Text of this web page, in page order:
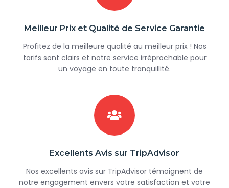
Meilleur Prix et Qualité de Service Garantie
Profitez de la meilleure qualité au meilleur prix ! Nos
tarifs sont clairs et notre service irréprochable pour
un voyage en toute tranquillité.
Excellents Avis sur TripAdvisor
Nos excellents avis sur TripAdvisor témoignent de
notre engagement envers votre satisfaction et votre